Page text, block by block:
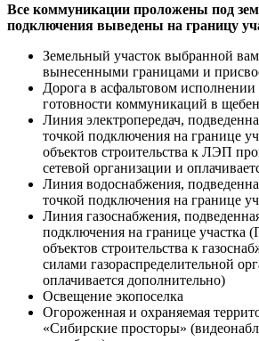
Все коммуникации проложены под
подключения выведены на границу
Земельный участок выбранной
вынесенными границами и
Дорога в асфальтовом
готовности коммуникаций в
Линия электропередач,
точкой подключения на границе
объектов строительства к ЛЭП
сетевой организации и
Линия водоснабжения,
точкой подключения на границе
Линия газоснабжения,
подключения на границе участка
объектов строительства к
силами газораспределительной
оплачивается дополнительно)
Освещение экопоселка
Огороженная и охраняемая
«Сибирские просторы»